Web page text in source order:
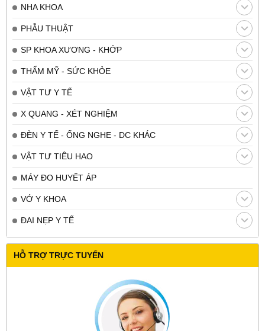
NHA KHOA
PHẪU THUẬT
SP KHOA XƯƠNG - KHỚP
THẨM MỸ - SỨC KHỎE
VẬT TƯ Y TẾ
X QUANG - XÉT NGHIỆM
ĐÈN Y TẾ - ỐNG NGHE - DC KHÁC
VẬT TƯ TIÊU HAO
MÁY ĐO HUYẾT ÁP
VỚ Y KHOA
ĐAI NẸP Y TẾ
HỖ TRỢ TRỰC TUYẾN